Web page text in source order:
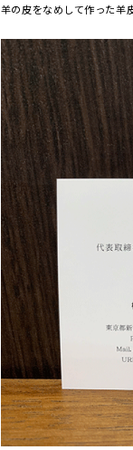
羊の皮をなめして作った羊